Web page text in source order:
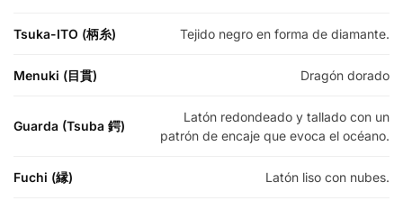
Tsuka-ITO (柄糸) Tejido negro en forma de diamante.
Menuki (目貫) Dragón dorado
Guarda (Tsuba 鍔)
Latón redondeado y tallado con un
patrón de encaje que evoca el océano.
Fuchi (縁) Latón liso con nubes.